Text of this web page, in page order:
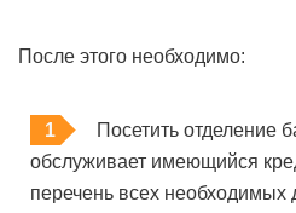
После этого необходимо:
Посетить отделение
обслуживает имеющийся
перечень всех необходимых